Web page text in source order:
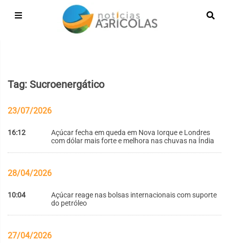
Tag: Sucroenergático
23/07/2026
16:12
Açúcar fecha em queda em Nova Iorque e Londres
com dólar mais forte e melhora nas chuvas na Índia
28/04/2026
10:04
Açúcar reage nas bolsas internacionais com suporte
do petróleo
27/04/2026